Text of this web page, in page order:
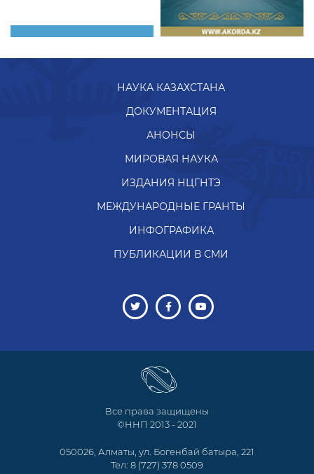
НАУКА КАЗАХСТАНА
ДОКУМЕНТАЦИЯ
АНОНСЫ
МИРОВАЯ НАУКА
ИЗДАНИЯ НЦГНТЭ
МЕЖДУНАРОДНЫЕ ГРАНТЫ
ИНФОГРАФИКА
ПУБЛИКАЦИИ В СМИ
Все права защищены
©ННП 2013 - 2021
050026, Алматы, ул. Богенбай батыра, 221
Тел: 8 (727) 378 0509